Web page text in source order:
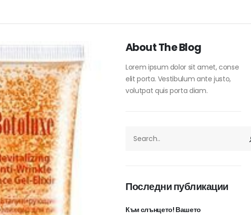
About The Blog
Lorem ipsum dolor sit amet, conse
elit porta. Vestibulum ante justo,
volutpat quis porta diam.
Последни публикации
Към слънцето! Вашето